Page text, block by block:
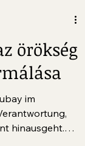
örökség
im
hinausgeht.